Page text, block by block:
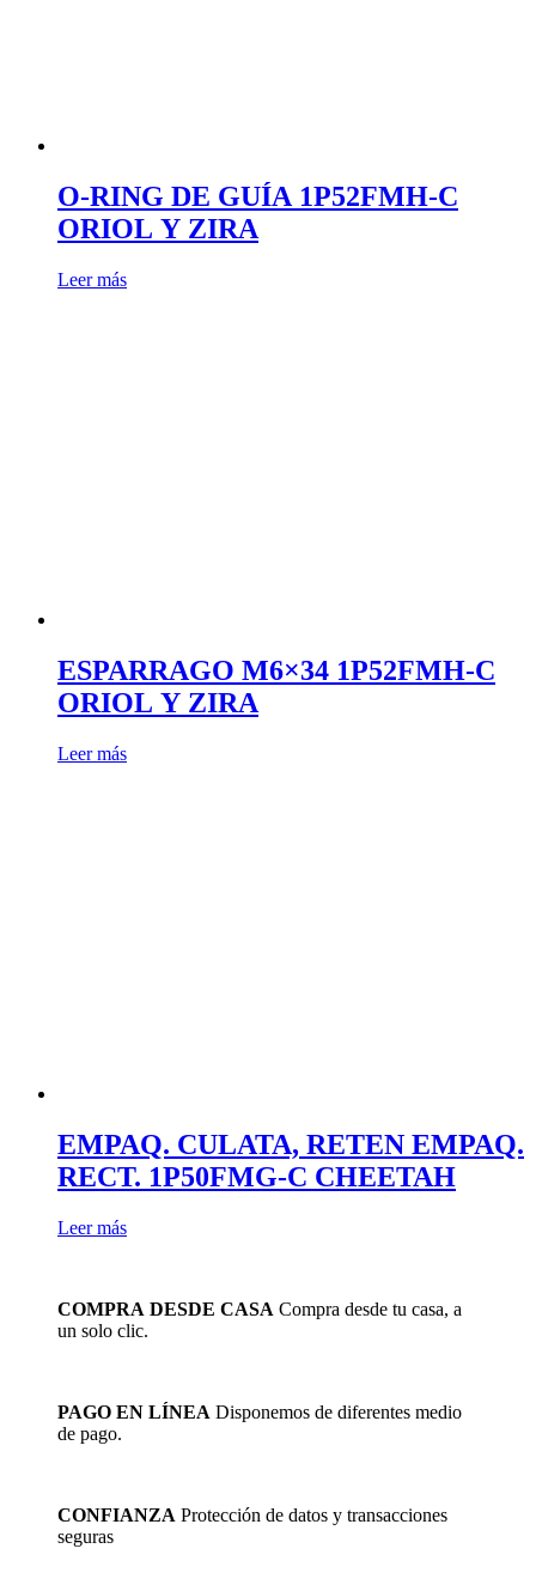
O-RING DE GUÍA 1P52FMH-C
ORIOL Y ZIRA
Leer más
ESPARRAGO M6×34 1P52FMH-C
ORIOL Y ZIRA
Leer más
EMPAQ. CULATA, RETEN EMPAQ.
RECT. 1P50FMG-C CHEETAH
Leer más
COMPRA DESDE CASA Compra desde tu casa, a
un solo clic.
PAGO EN LÍNEA Disponemos de diferentes medio
de pago.
CONFIANZA Protección de datos y transacciones
seguras